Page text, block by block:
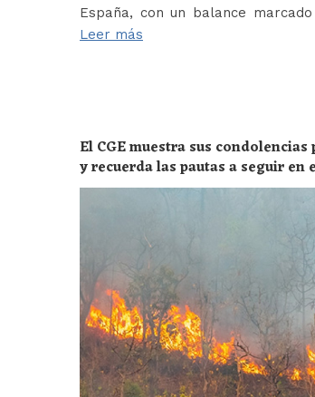
España, con un balance
Leer más
El CGE muestra sus
y recuerda las pautas a seguir